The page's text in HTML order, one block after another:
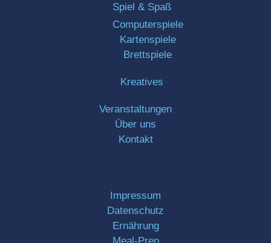
Spiel & Spaß
Computerspiele
Kartenspiele
Brettspiele
Kreatives
Veranstaltungen
Über uns
Kontakt
Impressum
Datenschutz
Ernährung